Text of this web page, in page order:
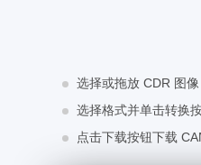
选择或拖放 CDR 图像
选择格式并单击转换
点击下载按钮下载